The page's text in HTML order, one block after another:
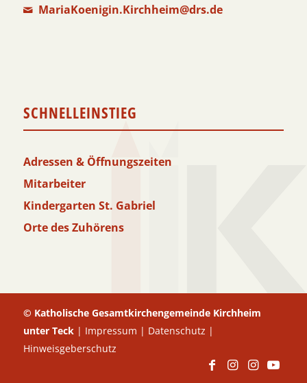
MariaKoenigin.Kirchheim@drs.de
SCHNELLEINSTIEG
Adressen & Öffnungszeiten
Mitarbeiter
Kindergarten St. Gabriel
Orte des Zuhörens
© Katholische Gesamtkirchengemeinde Kirchheim
unter Teck | Impressum | Datenschutz |
Hinweisgeberschutz